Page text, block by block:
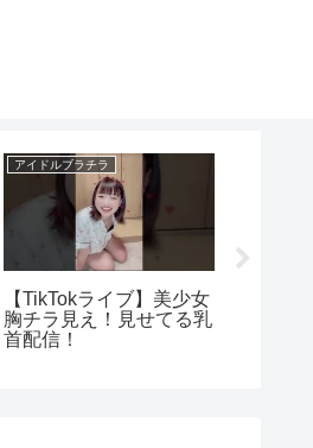
アイドルブラチラ
【TikTokライブ】美少女
胸チラ見え！見せてる乳
首配信！